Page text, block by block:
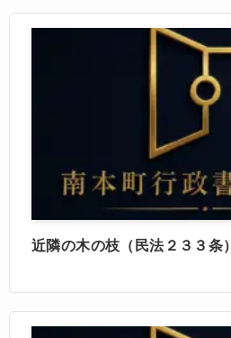
近隣の木の枝（民法２３３条）